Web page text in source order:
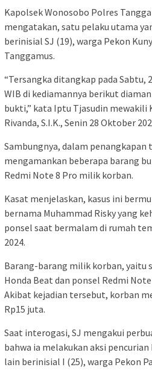
Kapolsek Wonosobo Polres
mengatakan, satu pelaku utama
berinisial SJ (19), warga Pekon
Tanggamus.
“Tersangka ditangkap pada Sabtu,
WIB di kediamannya berikut
bukti,” kata Iptu Tjasudin mewakili
Rivanda, S.I.K., Senin 28 Oktober
Sambungnya, dalam penangkapan
mengamankan beberapa barang
Redmi Note 8 Pro milik korban.
Kasat menjelaskan, kasus ini
bernama Muhammad Risky yang
ponsel saat bermalam di rumah
2024.
Barang-barang milik korban, yaitu
Honda Beat dan ponsel Redmi
Akibat kejadian tersebut, korban
Rp15 juta.
Saat interogasi, SJ mengakui
bahwa ia melakukan aksi
lain berinisial I (25), warga Pekon